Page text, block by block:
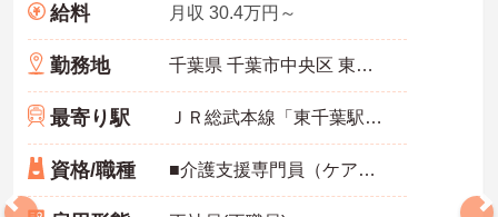
給料 月収 30.4万円～
勤務地 千葉県 千葉市中央区 東千葉2-8-7
最寄り駅 ＪＲ総武本線「東千葉駅」徒歩12分
資格/職種 ■介護支援専門員（ケアマネジャー）：必須